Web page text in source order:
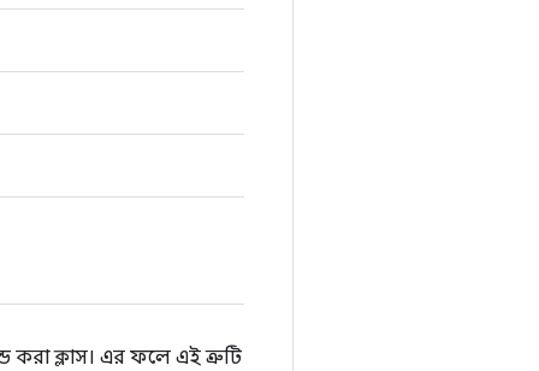
করা ক্লাস। এর ফলে এই ত্রুটি